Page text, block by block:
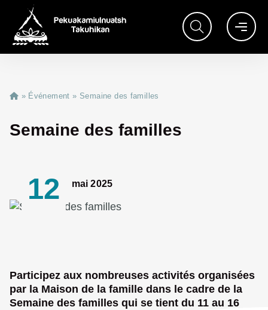
» Événement » Semaine des familles
Semaine des familles
12 mai 2025
Participez aux nombreuses activités organisées
par la Maison de la famille dans le cadre de la
Semaine des familles qui se tient du 11 au 16